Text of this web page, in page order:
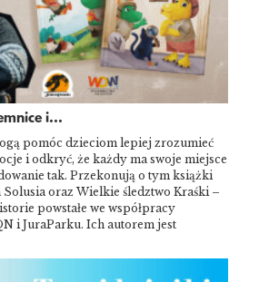
i...
pomóc dzieciom lepiej zrozumieć
i odkryć, że każdy ma swoje miejsce
tak. Przekonują o tym książki
oraz Wielkie śledztwo Kraśki –
powstałe we współpracy
i JuraParku. Ich autorem jest